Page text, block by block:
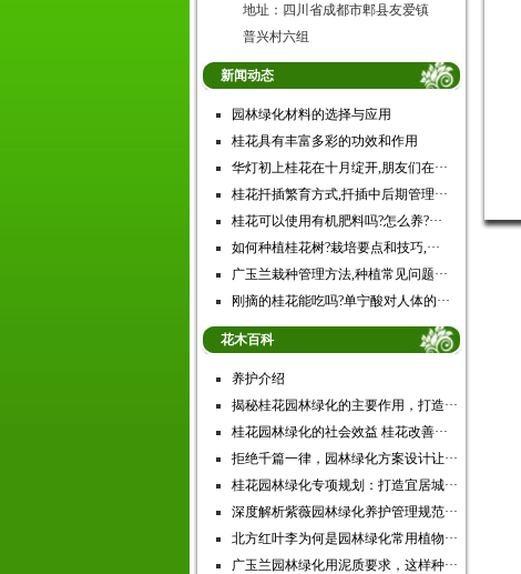
地址：四川省成都市郫县友爱镇
普兴村六组
新闻动态
园林绿化材料的选择与应用
桂花具有丰富多彩的功效和作用
华灯初上桂花在十月绽开,朋友们在···
桂花扦插繁育方式,扦插中后期管理···
桂花可以使用有机肥料吗?怎么养?···
如何种植桂花树?栽培要点和技巧,···
广玉兰栽种管理方法,种植常见问题···
刚摘的桂花能吃吗?单宁酸对人体的···
花木百科
养护介绍
揭秘桂花园林绿化的主要作用，打造···
桂花园林绿化的社会效益 桂花改善···
拒绝千篇一律，园林绿化方案设计让···
桂花园林绿化专项规划：打造宜居城···
深度解析紫薇园林绿化养护管理规范···
北方红叶李为何是园林绿化常用植物···
广玉兰园林绿化用泥质要求，这样种···